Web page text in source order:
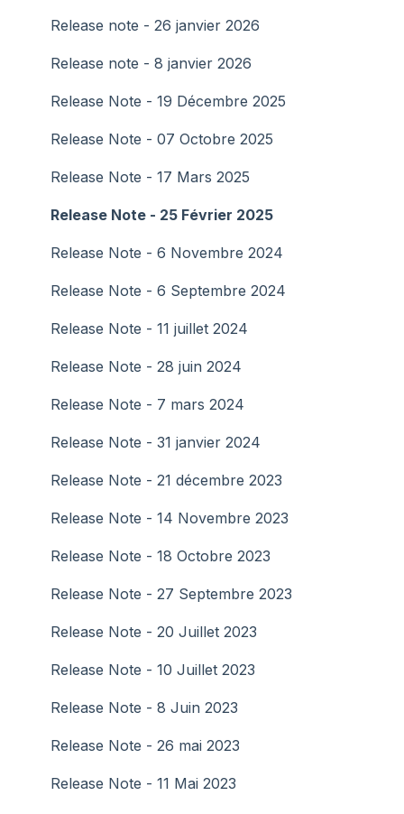
7️⃣ Configuration, sécurité et données
8️⃣ Contacter l'équipe support HeyTeam
Release note - 26 janvier 2026
Release note - 8 janvier 2026
Release Note - 19 Décembre 2025
Release Note - 07 Octobre 2025
Release Note - 17 Mars 2025
Release Note - 25 Février 2025
Release Note - 6 Novembre 2024
Release Note - 6 Septembre 2024
Release Note - 11 juillet 2024
Release Note - 28 juin 2024
Release Note - 7 mars 2024
Release Note - 31 janvier 2024
Release Note - 21 décembre 2023
Release Note - 14 Novembre 2023
Release Note - 18 Octobre 2023
Release Note - 27 Septembre 2023
Release Note - 20 Juillet 2023
Release Note - 10 Juillet 2023
Release Note - 8 Juin 2023
Release Note - 26 mai 2023
Release Note - 11 Mai 2023